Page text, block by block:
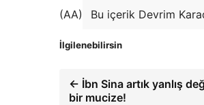
(AA) Bu içerik Devrim
İlgilenebilirsin
← İbn Sina artık yanlış
bir mucize!